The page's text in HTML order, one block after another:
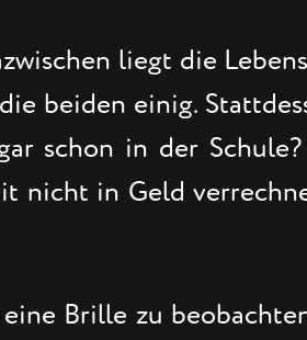
liegt die
beiden einig.
schon in der
nicht in Geld
Brille zu